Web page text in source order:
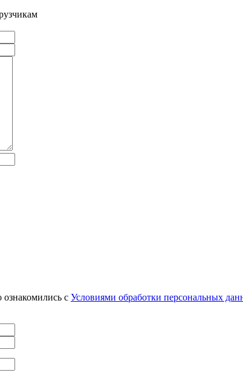
с Условиями обработки персональных